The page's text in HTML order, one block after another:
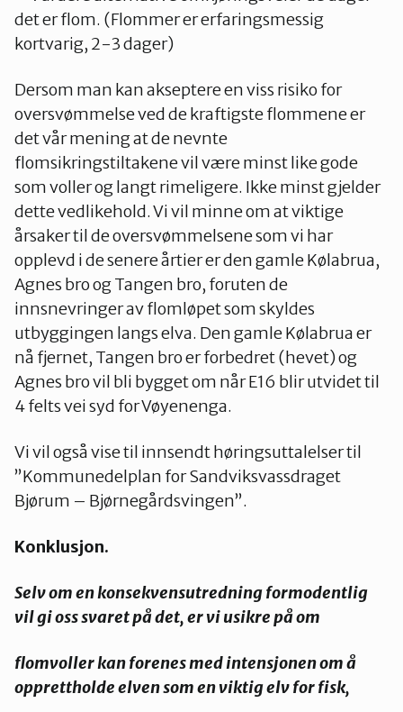
det er flom. (Flommer er erfaringsmessig
kortvarig, 2-3 dager)
Dersom man kan akseptere en viss risiko for
oversvømmelse ved de kraftigste flommene er
det vår mening at de nevnte
flomsikringstiltakene vil være minst like gode
som voller og langt rimeligere. Ikke minst gjelder
dette vedlikehold. Vi vil minne om at viktige
årsaker til de oversvømmelsene som vi har
opplevd i de senere årtier er den gamle Kølabrua,
Agnes bro og Tangen bro, foruten de
innsnevringer av flomløpet som skyldes
utbyggingen langs elva. Den gamle Kølabrua er
nå fjernet, Tangen bro er forbedret (hevet) og
Agnes bro vil bli bygget om når E16 blir utvidet til
4 felts vei syd for Vøyenenga.
Vi vil også vise til innsendt høringsuttalelser til
”Kommunedelplan for Sandviksvassdraget
Bjørum – Bjørnegårdsvingen”.
Konklusjon.
Selv om en konsekvensutredning formodentlig
vil gi oss svaret på det, er vi usikre på om
flomvoller kan forenes med intensjonen om å
opprettholde elven som en viktig elv for fisk,